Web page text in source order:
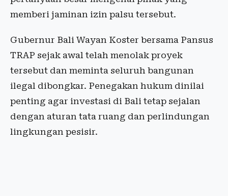
memberi jaminan izin palsu tersebut.
Gubernur Bali Wayan Koster bersama Pansus
TRAP sejak awal telah menolak proyek
tersebut dan meminta seluruh bangunan
ilegal dibongkar. Penegakan hukum dinilai
penting agar investasi di Bali tetap sejalan
dengan aturan tata ruang dan perlindungan
lingkungan pesisir.